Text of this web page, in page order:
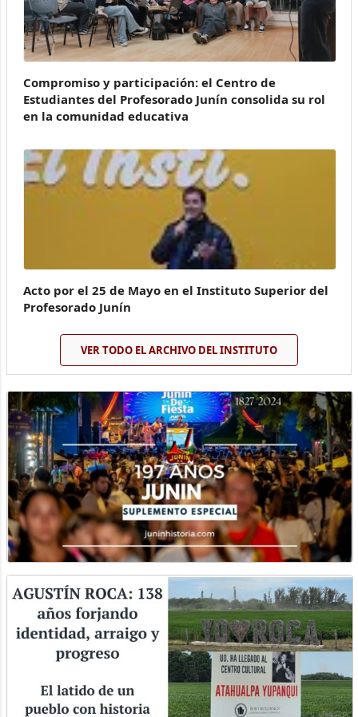
Compromiso y participación: el Centro de
Estudiantes del Profesorado Junín consolida su rol
en la comunidad educativa
Acto por el 25 de Mayo en el Instituto Superior del
Profesorado Junín
VER TODO EL ARCHIVO DEL INSTITUTO